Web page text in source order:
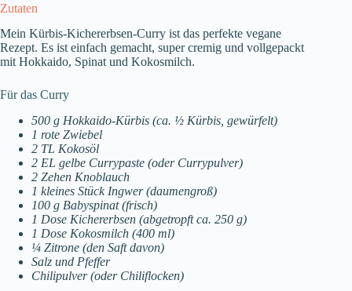
Zutaten
Mein Kürbis-Kichererbsen-Curry ist das perfekte vegane
Rezept. Es ist einfach gemacht, super cremig und vollgepackt
mit Hokkaido, Spinat und Kokosmilch.
Für das Curry
500 g Hokkaido-Kürbis (ca. ½ Kürbis, gewürfelt)
1 rote Zwiebel
2 TL Kokosöl
2 EL gelbe Currypaste (oder Currypulver)
2 Zehen Knoblauch
1 kleines Stück Ingwer (daumengroß)
100 g Babyspinat (frisch)
1 Dose Kichererbsen (abgetropft ca. 250 g)
1 Dose Kokosmilch (400 ml)
¼ Zitrone (den Saft davon)
Salz und Pfeffer
Chilipulver (oder Chiliflocken)